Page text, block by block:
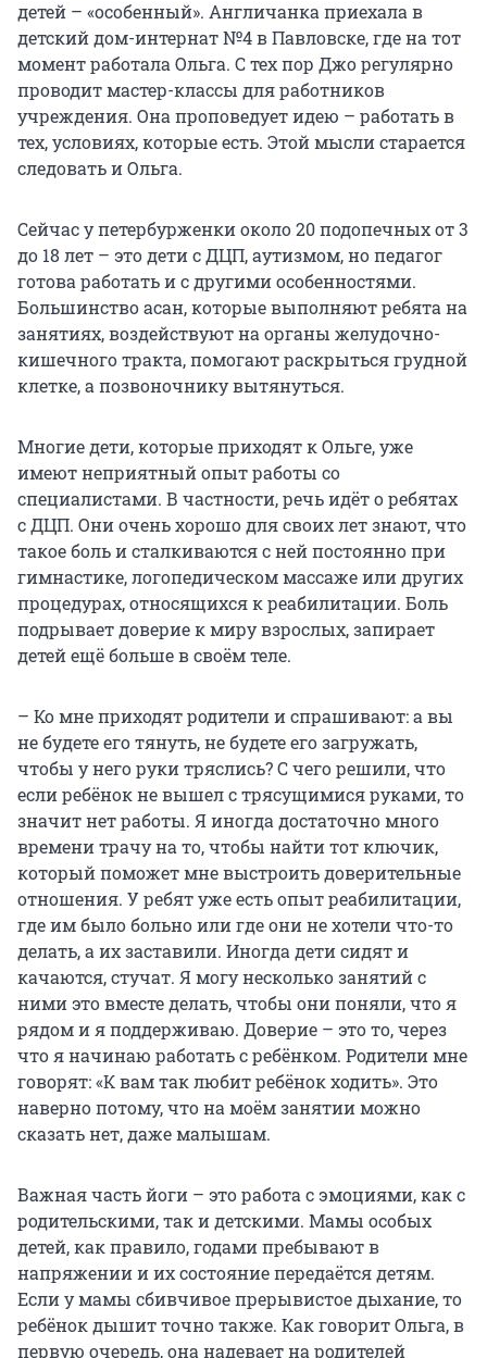
детей – «особенный». Англичанка приехала в
детский дом-интернат №4 в Павловске, где на тот
момент работала Ольга. С тех пор Джо регулярно
проводит мастер-классы для работников
учреждения. Она проповедует идею – работать в
тех, условиях, которые есть. Этой мысли старается
следовать и Ольга.
Сейчас у петербурженки около 20 подопечных от 3
до 18 лет – это дети с ДЦП, аутизмом, но педагог
готова работать и с другими особенностями.
Большинство асан, которые выполняют ребята на
занятиях, воздействуют на органы желудочно-
кишечного тракта, помогают раскрыться грудной
клетке, а позвоночнику вытянуться.
Многие дети, которые приходят к Ольге, уже
имеют неприятный опыт работы со
специалистами. В частности, речь идёт о ребятах
с ДЦП. Они очень хорошо для своих лет знают, что
такое боль и сталкиваются с ней постоянно при
гимнастике, логопедическом массаже или других
процедурах, относящихся к реабилитации. Боль
подрывает доверие к миру взрослых, запирает
детей ещё больше в своём теле.
– Ко мне приходят родители и спрашивают: а вы
не будете его тянуть, не будете его загружать,
чтобы у него руки тряслись? С чего решили, что
если ребёнок не вышел с трясущимися руками, то
значит нет работы. Я иногда достаточно много
времени трачу на то, чтобы найти тот ключик,
который поможет мне выстроить доверительные
отношения. У ребят уже есть опыт реабилитации,
где им было больно или где они не хотели что-то
делать, а их заставили. Иногда дети сидят и
качаются, стучат. Я могу несколько занятий с
ними это вместе делать, чтобы они поняли, что я
рядом и я поддерживаю. Доверие – это то, через
что я начинаю работать с ребёнком. Родители мне
говорят: «К вам так любит ребёнок ходить». Это
наверно потому, что на моём занятии можно
сказать нет, даже малышам.
Важная часть йоги – это работа с эмоциями, как с
родительскими, так и детскими. Мамы особых
детей, как правило, годами пребывают в
напряжении и их состояние передаётся детям.
Если у мамы сбивчивое прерывистое дыхание, то
ребёнок дышит точно также. Как говорит Ольга, в
первую очередь, она надевает на родителей